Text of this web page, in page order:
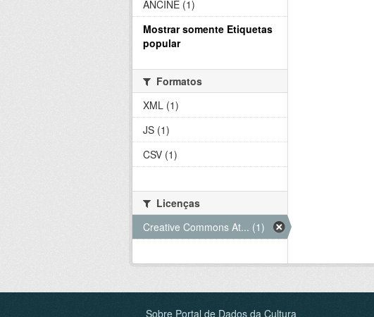
ANCINE (1)
Mostrar somente Etiquetas
popular
Formatos
XML (1)
JS (1)
CSV (1)
Licenças
Creative Commons At... (1)
Sobre Portal de Dados da Cultura